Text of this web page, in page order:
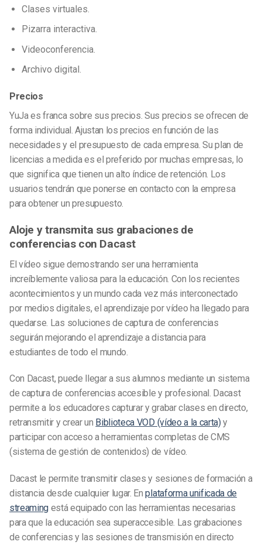
Clases virtuales.
Pizarra interactiva.
Videoconferencia.
Archivo digital.
Precios
YuJa es franca sobre sus precios. Sus precios se ofrecen de
forma individual. Ajustan los precios en función de las
necesidades y el presupuesto de cada empresa. Su plan de
licencias a medida es el preferido por muchas empresas, lo
que significa que tienen un alto índice de retención. Los
usuarios tendrán que ponerse en contacto con la empresa
para obtener un presupuesto.
Aloje y transmita sus grabaciones de
conferencias con Dacast
El vídeo sigue demostrando ser una herramienta
increíblemente valiosa para la educación. Con los recientes
acontecimientos y un mundo cada vez más interconectado
por medios digitales, el aprendizaje por vídeo ha llegado para
quedarse. Las soluciones de captura de conferencias
seguirán mejorando el aprendizaje a distancia para
estudiantes de todo el mundo.
Con Dacast, puede llegar a sus alumnos mediante un sistema
de captura de conferencias accesible y profesional. Dacast
permite a los educadores capturar y grabar clases en directo,
retransmitir y crear un Biblioteca VOD (vídeo a la carta)y
participar con acceso a herramientas completas de CMS
(sistema de gestión de contenidos) de vídeo.
Dacast le permite transmitir clases y sesiones de formación a
distancia desde cualquier lugar. Enplataforma unificada de
streaming está equipado con las herramientas necesarias
para que la educación sea superaccesible. Las grabaciones
de conferencias y las sesiones de transmisión en directo